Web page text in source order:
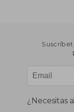
¿Necesitas